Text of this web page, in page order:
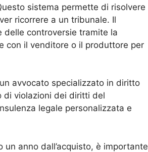
sistema permette di risolvere
ricorrere a un tribunale. Il
delle controversie tramite la
con il venditore o il produttore per
avvocato specializzato in diritto
di violazioni dei diritti del
legale personalizzata e
anno dall’acquisto, è importante